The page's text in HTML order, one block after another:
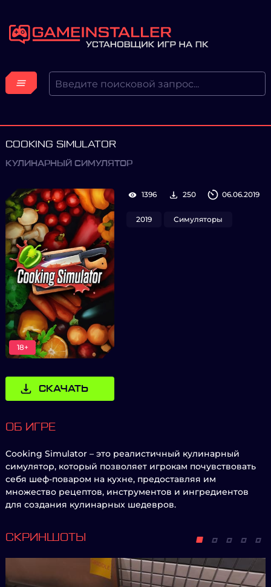
COOKING SIMULATOR
КУЛИНАРНЫЙ СИМУЛЯТОР
18+
СКАЧАТЬ
1396 250 06.06.2019
2019 Симуляторы
ОБ ИГРЕ
Cooking Simulator – это реалистичный кулинарный
симулятор, который позволяет игрокам почувствовать
себя шеф-поваром на кухне, предоставляя им
множество рецептов, инструментов и ингредиентов
для создания кулинарных шедевров.
СКРИНШОТЫ